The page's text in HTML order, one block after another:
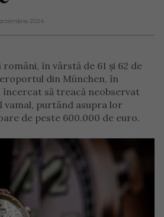
2024
în vârstă de 61 și 62 de
din München, în
încercat să treacă neobservat
purtând asupra lor
de peste 600.000 de euro.